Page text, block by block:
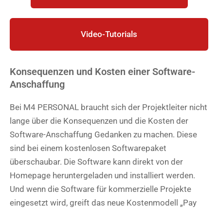
Video-Tutorials
Konsequenzen und Kosten einer Software-
Anschaffung
Bei M4 PERSONAL braucht sich der Projektleiter nicht
lange über die Konsequenzen und die Kosten der
Software-Anschaffung Gedanken zu machen. Diese
sind bei einem kostenlosen Softwarepaket
überschaubar. Die Software kann direkt von der
Homepage heruntergeladen und installiert werden.
Und wenn die Software für kommerzielle Projekte
eingesetzt wird, greift das neue Kostenmodell „Pay